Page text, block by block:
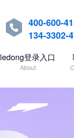

400-600-
134-3302-
ledong登录入口
About